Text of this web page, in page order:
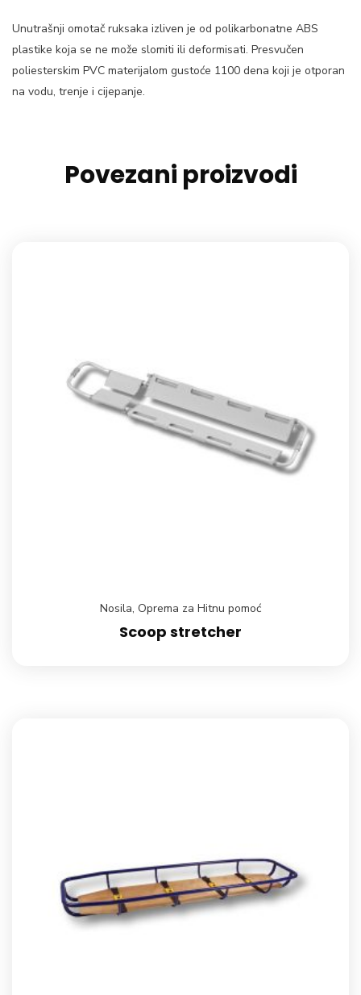
Unutrašnji omotač ruksaka izliven je od polikarbonatne ABS
plastike koja se ne može slomiti ili deformisati. Presvučen
poliesterskim PVC materijalom gustoće 1100 dena koji je otporan
na vodu, trenje i cijepanje.
Povezani proizvodi
Nosila, Oprema za Hitnu pomoć
Scoop stretcher